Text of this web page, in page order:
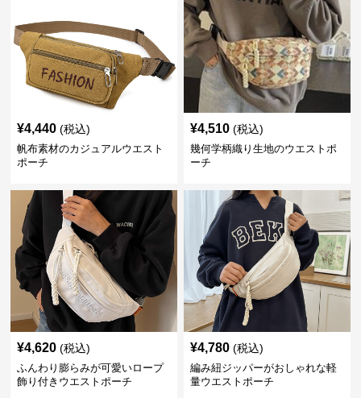
¥4,440 (税込)
帆布素材のカジュアルウエスト
ポーチ
¥4,510 (税込)
幾何学柄織り生地のウエストポ
ーチ
¥4,620 (税込)
ふんわり膨らみが可愛いロープ
飾り付きウエストポーチ
¥4,780 (税込)
編み紐ジッパーがおしゃれな軽
量ウエストポーチ